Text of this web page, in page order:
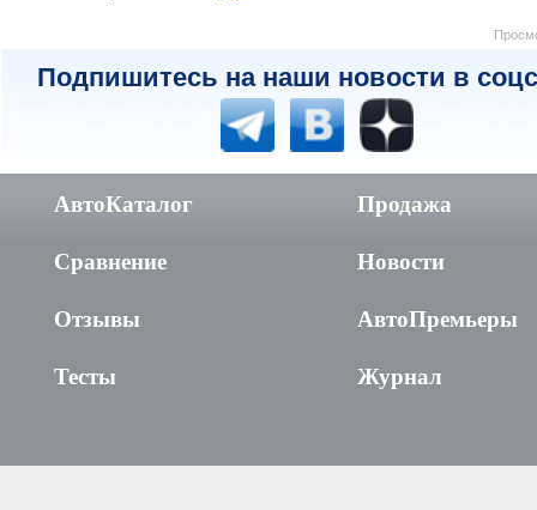
Подпишитесь на наши новости в
АвтоКаталог
Сравнение
Отзывы
Тесты
Продажа
Новости
АвтоПремьеры
Журнал